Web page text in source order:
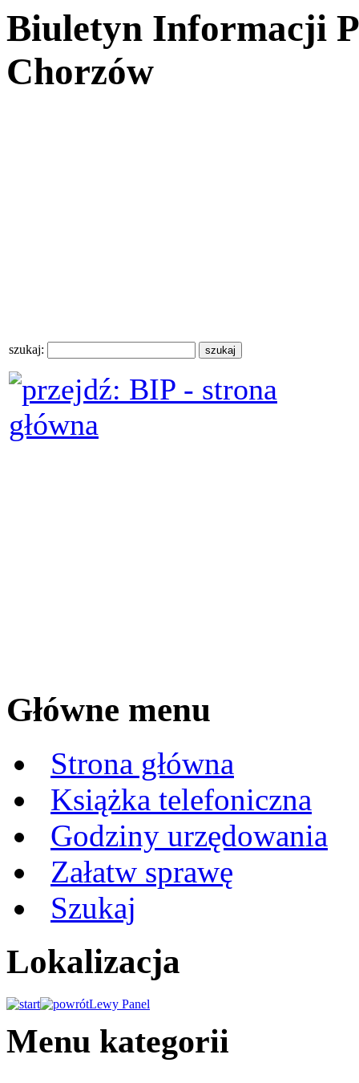
Biuletyn Informacji
Chorzów
szukaj:
Główne menu
Strona główna
Książka telefoniczna
Godziny urzędowania
Załatw sprawę
Szukaj
Lokalizacja
Lewy Panel
Menu kategorii